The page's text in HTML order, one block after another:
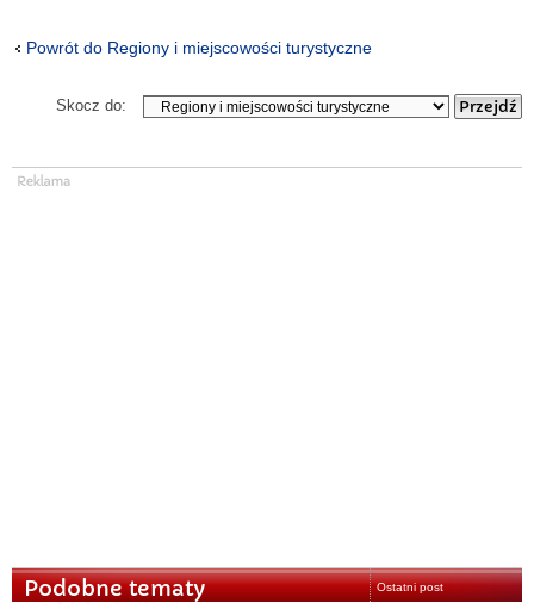
Powrót do Regiony i miejscowości turystyczne
Skocz do:
Podobne tematy Ostatni post